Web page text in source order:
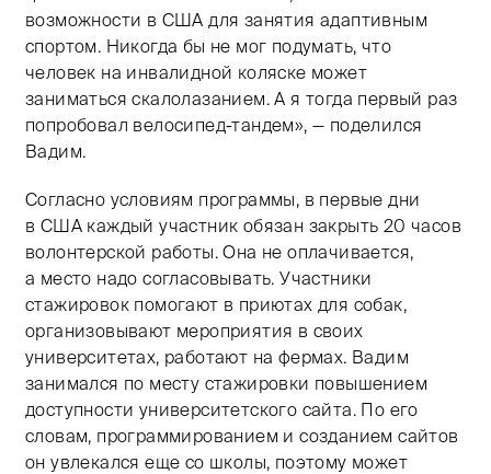
возможности в США для занятия адаптивным
спортом. Никогда бы не мог подумать, что
человек на инвалидной коляске может
заниматься скалолазанием. А я тогда первый раз
попробовал велосипед-тандем», — поделился
Вадим.
Согласно условиям программы, в первые дни
в США каждый участник обязан закрыть 20 часов
волонтерской работы. Она не оплачивается,
а место надо согласовывать. Участники
стажировок помогают в приютах для собак,
организовывают мероприятия в своих
университетах, работают на фермах. Вадим
занимался по месту стажировки повышением
доступности университетского сайта. По его
словам, программированием и созданием сайтов
он увлекался еще со школы, поэтому может